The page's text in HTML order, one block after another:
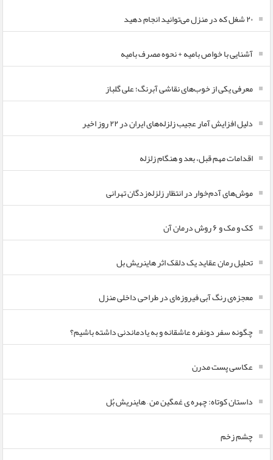
۲۰ شغل که در منزل می‌توانید انجام دهید
آشنایی با خواص بامیه + نحوه مصرف بامیه
معرفی یکی از خوب‌های نقاشی آبرنگ؛ علی گلباز
دلیل افزایش آمار عجیب زلزله‌های ایران در ۲۲ روز اخیر
اقدامات مهم قبل، بعد و هنگام زلزله
موش‌های آدم‌خوار در انتظار زلزله‌زدگان تهرانی
کک و مک و ۶ روش درمان آن
تحلیل رمان عقاید یک دلقک اثر هاینریش بل
معجزه‌ی رنگ آبی فیروزه‌ای در طراحی داخلی منزل
چگونه سفر دونفره عاشقانه و به یادماندنی داشته باشیم؟
عکاسی پست مدرن
داستان کوتاه: چهره ی غمگین من – هاینریش بُل
چشم زخم